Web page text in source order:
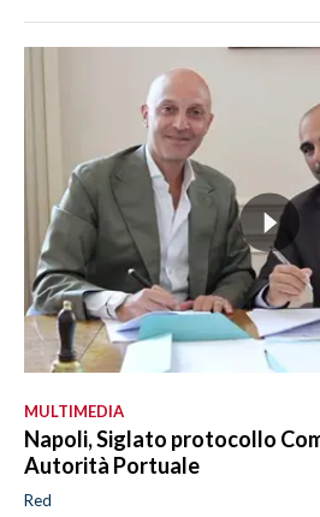
MULTIMEDIA
Napoli, Siglato protocollo
Autorità Portuale
Red